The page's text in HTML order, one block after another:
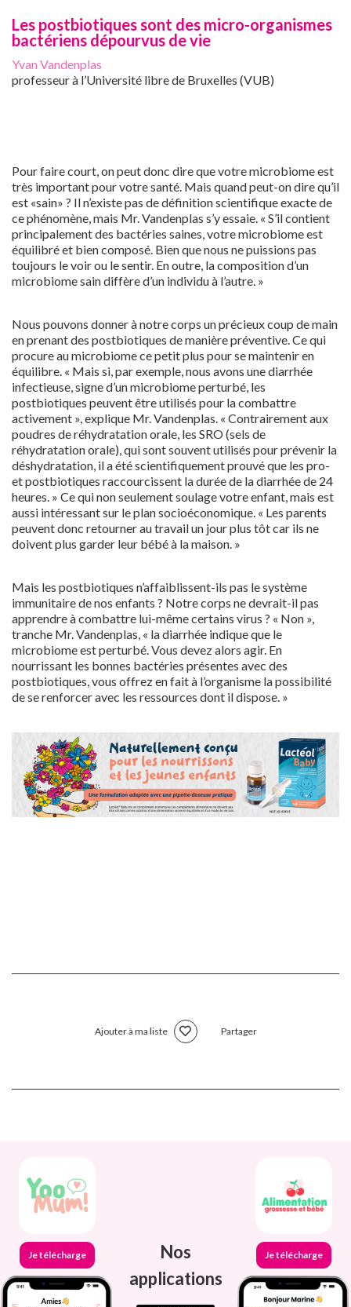
Les postbiotiques sont des micro-organismes
bactériens dépourvus de vie
Yvan Vandenplas
professeur à l’Université libre de Bruxelles (VUB)
Pour faire court, on peut donc dire que votre microbiome est
très important pour votre santé. Mais quand peut-on dire qu’il
est «sain» ? Il n’existe pas de définition scientifique exacte de
ce phénomène, mais Mr. Vandenplas s’y essaie. « S’il contient
principalement des bactéries saines, votre microbiome est
équilibré et bien composé. Bien que nous ne puissions pas
toujours le voir ou le sentir. En outre, la composition d’un
microbiome sain diffère d’un individu à l’autre. »
Nous pouvons donner à notre corps un précieux coup de main
en prenant des postbiotiques de manière préventive. Ce qui
procure au microbiome ce petit plus pour se maintenir en
équilibre. « Mais si, par exemple, nous avons une diarrhée
infectieuse, signe d’un microbiome perturbé, les
postbiotiques peuvent être utilisés pour la combattre
activement », explique Mr. Vandenplas. « Contrairement aux
poudres de réhydratation orale, les SRO (sels de
réhydratation orale), qui sont souvent utilisés pour prévenir la
déshydratation, il a été scientifiquement prouvé que les pro-
et postbiotiques raccourcissent la durée de la diarrhée de 24
heures. » Ce qui non seulement soulage votre enfant, mais est
aussi intéressant sur le plan socioéconomique. « Les parents
peuvent donc retourner au travail un jour plus tôt car ils ne
doivent plus garder leur bébé à la maison. »
Mais les postbiotiques n’affaiblissent-ils pas le système
immunitaire de nos enfants ? Notre corps ne devrait-il pas
apprendre à combattre lui-même certains virus ? « Non »,
tranche Mr. Vandenplas, « la diarrhée indique que le
microbiome est perturbé. Vous devez alors agir. En
nourrissant les bonnes bactéries présentes avec des
postbiotiques, vous offrez en fait à l’organisme la possibilité
de se renforcer avec les ressources dont il dispose. »
Ajouter à ma liste Partager
Je télécharge
Nos
applications
Je télécharge